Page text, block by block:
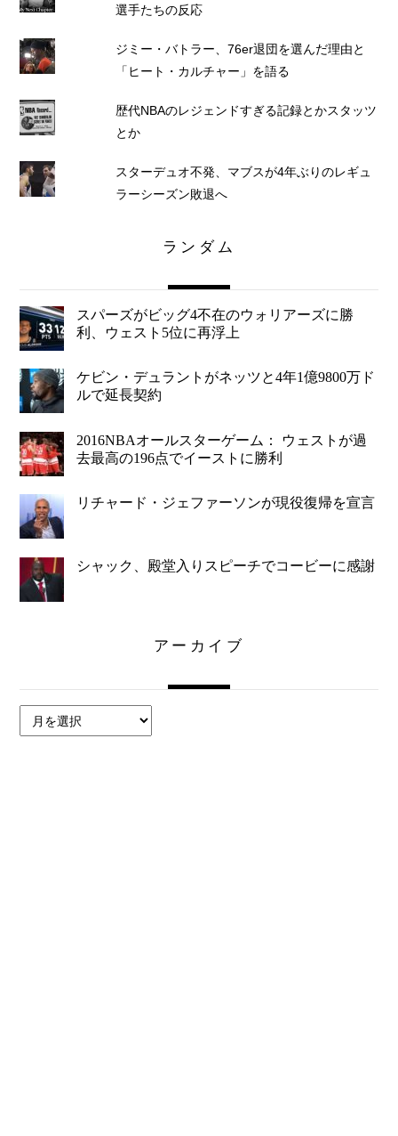
選手たちの反応
ジミー・バトラー、76er退団を選んだ理由と
「ヒート・カルチャー」を語る
歴代NBAのレジェンドすぎる記録とかスタッツ
とか
スターデュオ不発、マブスが4年ぶりのレギュ
ラーシーズン敗退へ
ランダム
スパーズがビッグ4不在のウォリアーズに勝
利、ウェスト5位に再浮上
ケビン・デュラントがネッツと4年1億9800万ド
ルで延長契約
2016NBAオールスターゲーム： ウェストが過
去最高の196点でイーストに勝利
リチャード・ジェファーソンが現役復帰を宣言
シャック、殿堂入りスピーチでコービーに感謝
アーカイブ
ー